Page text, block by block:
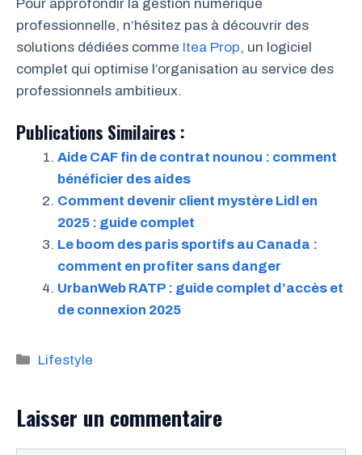
Pour approfondir la gestion numérique
professionnelle, n’hésitez pas à découvrir des
solutions dédiées comme Itea Prop, un logiciel
complet qui optimise l’organisation au service des
professionnels ambitieux.
Publications Similaires :
Aide CAF fin de contrat nounou : comment
bénéficier des aides
Comment devenir client mystère Lidl en
2025 : guide complet
Le boom des paris sportifs au Canada :
comment en profiter sans danger
UrbanWeb RATP : guide complet d’accès et
de connexion 2025
Catégories
Lifestyle
Laisser un commentaire